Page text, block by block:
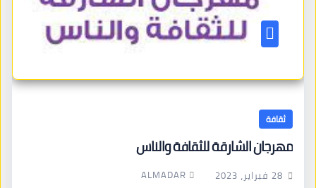
ثقافة
مهرجان الشارقة للثقافة والناس
28 فبراير، 2023 ALMADAR